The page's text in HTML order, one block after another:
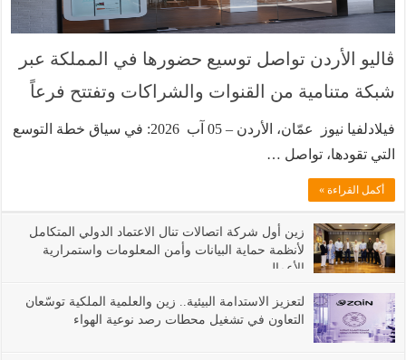
ڤاليو الأردن تواصل توسيع حضورها في المملكة عبر
شبكة متنامية من القنوات والشراكات وتفتتح فرعاً
جديداً في الصويفية فيليج
فيلادلفيا نيوز عمّان، الأردن – 05 آب 2026: في سياق خطة التوسع
التي تقودها، تواصل …
أكمل القراءة »
زين أول شركة اتصالات تنال الاعتماد الدولي المتكامل
لأنظمة حماية البيانات وأمن المعلومات واستمرارية
الأعمال
لتعزيز الاستدامة البيئية.. زين والعلمية الملكية توسّعان
التعاون في تشغيل محطات رصد نوعية الهواء